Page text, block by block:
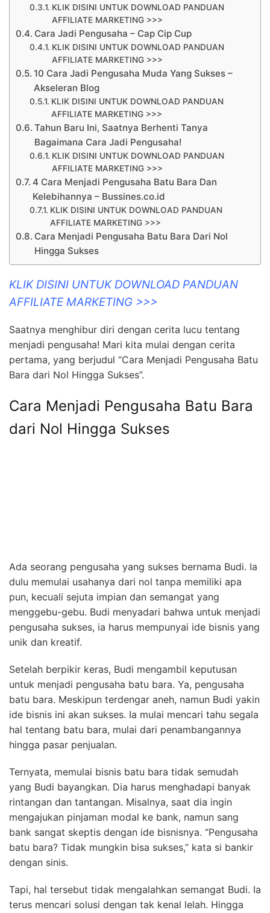
KLIK DISINI UNTUK DOWNLOAD PANDUAN
AFFILIATE MARKETING >>>
Cara Jadi Pengusaha – Cap Cip Cup
KLIK DISINI UNTUK DOWNLOAD PANDUAN
AFFILIATE MARKETING >>>
10 Cara Jadi Pengusaha Muda Yang Sukses –
Akseleran Blog
KLIK DISINI UNTUK DOWNLOAD PANDUAN
AFFILIATE MARKETING >>>
Tahun Baru Ini, Saatnya Berhenti Tanya
Bagaimana Cara Jadi Pengusaha!
KLIK DISINI UNTUK DOWNLOAD PANDUAN
AFFILIATE MARKETING >>>
4 Cara Menjadi Pengusaha Batu Bara Dan
Kelebihannya – Bussines.co.id
KLIK DISINI UNTUK DOWNLOAD PANDUAN
AFFILIATE MARKETING >>>
Cara Menjadi Pengusaha Batu Bara Dari Nol
Hingga Sukses
KLIK DISINI UNTUK DOWNLOAD PANDUAN
AFFILIATE MARKETING >>>
Saatnya menghibur diri dengan cerita lucu tentang
menjadi pengusaha! Mari kita mulai dengan cerita
pertama, yang berjudul “Cara Menjadi Pengusaha Batu
Bara dari Nol Hingga Sukses”.
Cara Menjadi Pengusaha Batu Bara
dari Nol Hingga Sukses
Ada seorang pengusaha yang sukses bernama Budi. Ia
dulu memulai usahanya dari nol tanpa memiliki apa
pun, kecuali sejuta impian dan semangat yang
menggebu-gebu. Budi menyadari bahwa untuk menjadi
pengusaha sukses, ia harus mempunyai ide bisnis yang
unik dan kreatif.
Setelah berpikir keras, Budi mengambil keputusan
untuk menjadi pengusaha batu bara. Ya, pengusaha
batu bara. Meskipun terdengar aneh, namun Budi yakin
ide bisnis ini akan sukses. Ia mulai mencari tahu segala
hal tentang batu bara, mulai dari penambangannya
hingga pasar penjualan.
Ternyata, memulai bisnis batu bara tidak semudah
yang Budi bayangkan. Dia harus menghadapi banyak
rintangan dan tantangan. Misalnya, saat dia ingin
mengajukan pinjaman modal ke bank, namun sang
bank sangat skeptis dengan ide bisnisnya. “Pengusaha
batu bara? Tidak mungkin bisa sukses,” kata si bankir
dengan sinis.
Tapi, hal tersebut tidak mengalahkan semangat Budi. Ia
terus mencari solusi dengan tak kenal lelah. Hingga